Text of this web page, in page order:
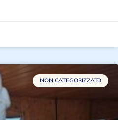
NON CATEGORIZZATO